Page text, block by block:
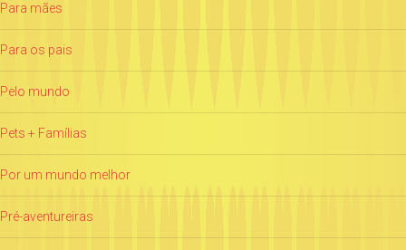
Para mães
Para os pais
Pelo mundo
Pets + Famílias
Por um mundo melhor
Pré-aventureiras